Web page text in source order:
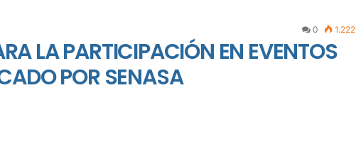
0 1.222
LA PARTICIPACIÓN EN EVENTOS
POR SENASA